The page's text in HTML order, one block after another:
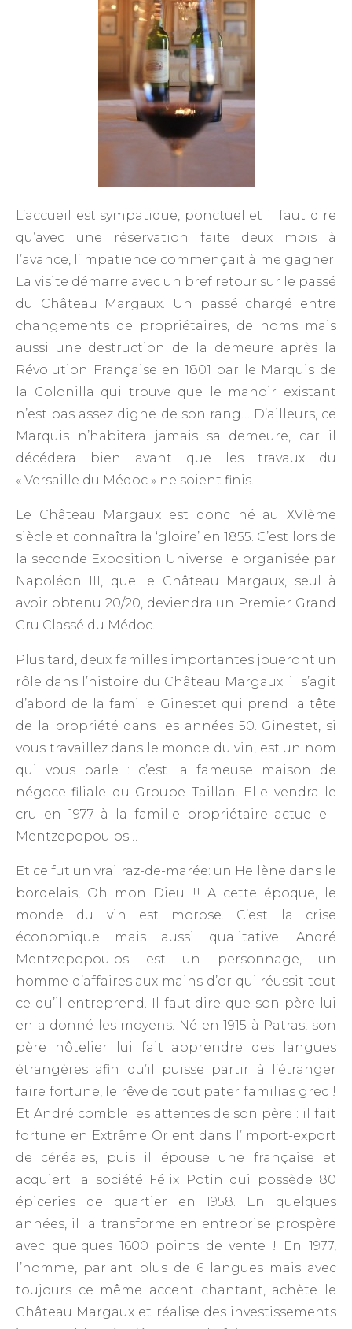
L’accueil est sympatique, ponctuel et il faut dire
qu’avec une réservation faite deux mois à
l’avance, l’impatience commençait à me gagner.
La visite démarre avec un bref retour sur le passé
du Château Margaux. Un passé chargé entre
changements de propriétaires, de noms mais
aussi une destruction de la demeure après la
Révolution Française en 1801 par le Marquis de
la Colonilla qui trouve que le manoir existant
n’est pas assez digne de son rang… D’ailleurs, ce
Marquis n’habitera jamais sa demeure, car il
décédera bien avant que les travaux du
« Versaille du Médoc » ne soient finis.
Le Château Margaux est donc né au XVIème
siècle et connaîtra la ‘gloire’ en 1855. C’est lors de
la seconde Exposition Universelle organisée par
Napoléon III, que le Château Margaux, seul à
avoir obtenu 20/20, deviendra un Premier Grand
Cru Classé du Médoc.
Plus tard, deux familles importantes joueront un
rôle dans l’histoire du Château Margaux: il s’agit
d’abord de la famille Ginestet qui prend la tête
de la propriété dans les années 50. Ginestet, si
vous travaillez dans le monde du vin, est un nom
qui vous parle : c’est la fameuse maison de
négoce filiale du Groupe Taillan. Elle vendra le
cru en 1977 à la famille propriétaire actuelle :
Mentzepopoulos…
Et ce fut un vrai raz-de-marée: un Hellène dans le
bordelais, Oh mon Dieu !! A cette époque, le
monde du vin est morose. C’est la crise
économique mais aussi qualitative. André
Mentzepopoulos est un personnage, un
homme d’affaires aux mains d’or qui réussit tout
ce qu’il entreprend. Il faut dire que son père lui
en a donné les moyens. Né en 1915 à Patras, son
père hôtelier lui fait apprendre des langues
étrangères afin qu’il puisse partir à l’étranger
faire fortune, le rêve de tout pater familias grec !
Et André comble les attentes de son père : il fait
fortune en Extrême Orient dans l’import-export
de céréales, puis il épouse une française et
acquiert la société Félix Potin qui possède 80
épiceries de quartier en 1958. En quelques
années, il la transforme en entreprise prospère
avec quelques 1600 points de vente ! En 1977,
l’homme, parlant plus de 6 langues mais avec
toujours ce même accent chantant, achète le
Château Margaux et réalise des investissements